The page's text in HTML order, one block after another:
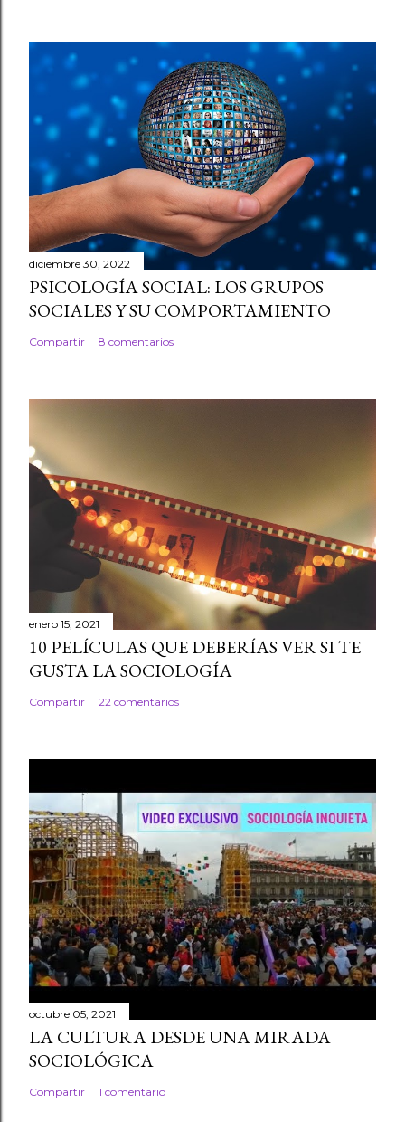
diciembre 30, 2022
PSICOLOGÍA SOCIAL: LOS GRUPOS
SOCIALES Y SU COMPORTAMIENTO
Compartir 8 comentarios
enero 15, 2021
10 PELÍCULAS QUE DEBERÍAS VER SI TE
GUSTA LA SOCIOLOGÍA
Compartir 22 comentarios
octubre 05, 2021
LA CULTURA DESDE UNA MIRADA
SOCIOLÓGICA
Compartir 1 comentario